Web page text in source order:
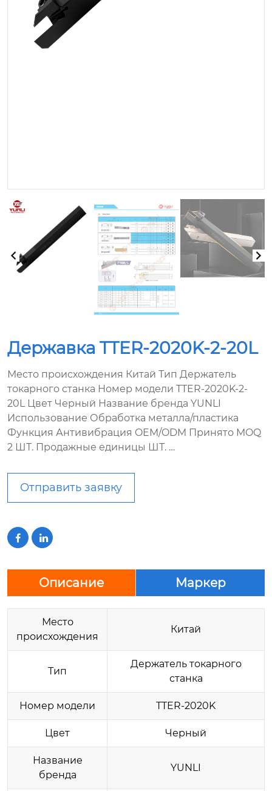
Державка TTER-2020K-2-20L
Место происхождения Китай Тип Держатель
токарного станка Номер модели TTER-2020K-2-
20L Цвет Черный Название бренда YUNLI
Использование Обработка металла/пластика
Функция Антивибрация OEM/ODM Принято MOQ
2 ШТ. Продажные единицы ШТ. …
Отправить заявку
 
Описание Маркер
Место
происхождения
Китай
Тип
Держатель токарного
станка
Номер модели TTER-2020K
Цвет Черный
Название
бренда
YUNLI